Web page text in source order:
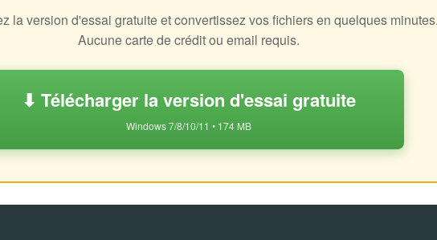
la version d'essai gratuite et convertissez vos fichiers en quelques minutes.
Aucune carte de crédit ou email requis.
⬇ Télécharger la version d'essai gratuite
Windows 7/8/10/11 • 174 MB